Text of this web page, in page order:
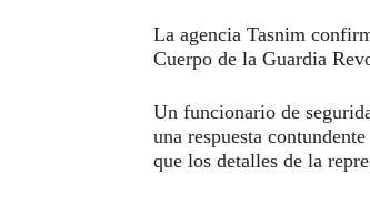
La agencia Tasnim
Cuerpo de la Guardia
Un funcionario de
una respuesta
que los detalles de la